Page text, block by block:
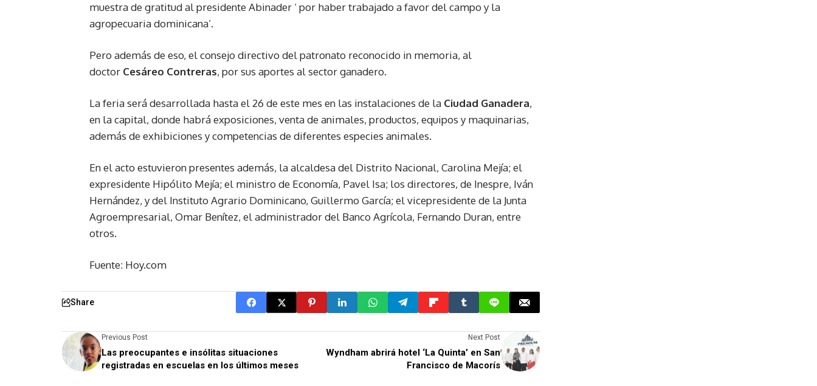
muestra de gratitud al presidente Abinader ‘ por haber trabajado a favor del campo y la
agropecuaria dominicana’.
Pero además de eso, el consejo directivo del patronato reconocido in memoria, al
doctor Cesáreo Contreras, por sus aportes al sector ganadero.
La feria será desarrollada hasta el 26 de este mes en las instalaciones de la Ciudad Ganadera,
en la capital, donde habrá exposiciones, venta de animales, productos, equipos y maquinarias,
además de exhibiciones y competencias de diferentes especies animales.
En el acto estuvieron presentes además, la alcaldesa del Distrito Nacional, Carolina Mejía; el
expresidente Hipólito Mejía; el ministro de Economía, Pavel Isa; los directores, de Inespre, Iván
Hernández, y del Instituto Agrario Dominicano, Guillermo García; el vicepresidente de la Junta
Agroempresarial, Omar Benítez, el administrador del Banco Agrícola, Fernando Duran, entre
otros.
Fuente: Hoy.com
Share
Previous Post
Las preocupantes e insólitas situaciones
registradas en escuelas en los últimos meses
Next Post
Wyndham abrirá hotel ‘La Quinta’ en San
Francisco de Macorís